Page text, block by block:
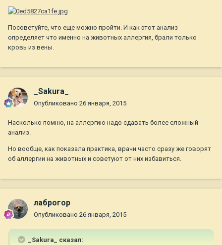
Посоветуйте, что еще можно пройти. И как этот анализ
определяет что именно на животных аллергия, брали только
кровь из вены.
_Sakura_
Опубликовано 26 января, 2015
Насколько помню, на аллергию надо сдавать более сложный
анализ.
Но вообще, как показала практика, врачи часто сразу же говорят
об аллергии на животных и советуют от них избавиться.
лаброгор
Опубликовано 26 января, 2015
_Sakura_ сказал: